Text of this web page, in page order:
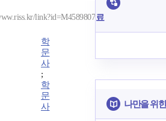
link?id=M4589807
학
문
사
;
학
문
사
료
나만을 위